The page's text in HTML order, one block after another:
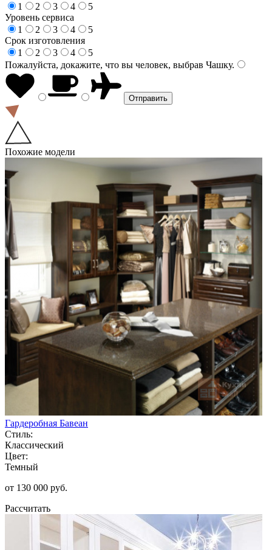
1
2 3 4
5
Уровень сервиса
1
2 3 4
5
Срок изготовления
1
2 3 4
5
Пожалуйста, докажите, что вы человек, выбрав Чашку.
Похожие модели
Гардеробная Бавеан
Стиль:
Классический
Цвет:
Темный
от 130 000 руб.
Рассчитать